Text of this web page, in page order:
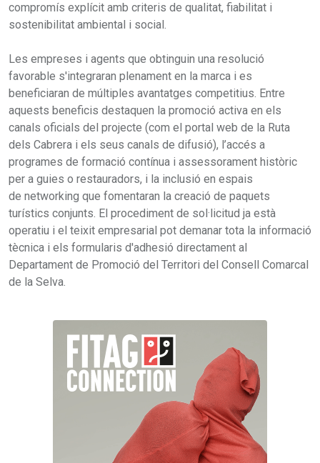
compromís explícit amb criteris de qualitat, fiabilitat i
sostenibilitat ambiental i social.
Les empreses i agents que obtinguin una resolució
favorable s'integraran plenament en la marca i es
beneficiaran de múltiples avantatges competitius. Entre
aquests beneficis destaquen la promoció activa en els
canals oficials del projecte (com el portal web de la Ruta
dels Cabrera i els seus canals de difusió), l’accés a
programes de formació contínua i assessorament històric
per a guies o restauradors, i la inclusió en espais
de networking que fomentaran la creació de paquets
turístics conjunts. El procediment de sol·licitud ja està
operatiu i el teixit empresarial pot demanar tota la informació
tècnica i els formularis d'adhesió directament al
Departament de Promoció del Territori del Consell Comarcal
de la Selva.